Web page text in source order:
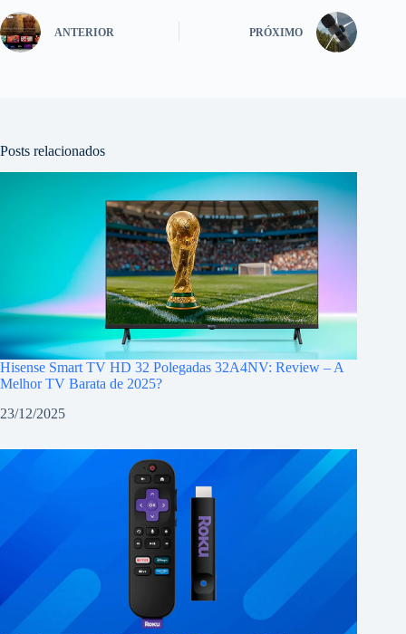
ANTERIOR PRÓXIMO
Posts relacionados
Hisense Smart TV HD 32 Polegadas 32A4NV: Review – A
Melhor TV Barata de 2025?
23/12/2025